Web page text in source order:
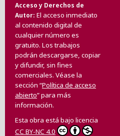
Acceso y Derechos de
Autor El acceso inmediato
al contenido digital de
cualquier número es
gratuito. Los trabajos
podrán descargarse, copiar
y difundir, sin fines
comerciales. Véase la
sección “Política de acceso
abierto” para más
información.
Esta obra está bajo licencia
CC BY-NC 4.0